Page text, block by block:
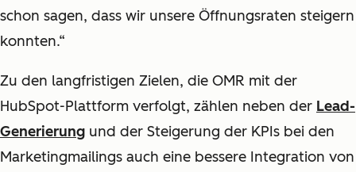
schon sagen, dass wir unsere Öffnungsraten steigern
konnten.“
Zu den langfristigen Zielen, die OMR mit der
HubSpot-Plattform verfolgt, zählen neben der Lead-
Generierung und der Steigerung der KPIs bei den
Marketingmailings auch eine bessere Integration von